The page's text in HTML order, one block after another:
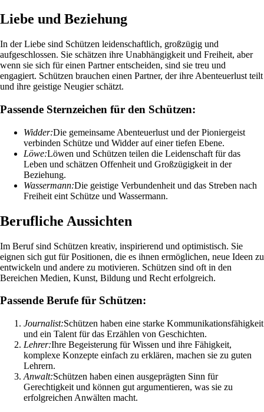
Liebe und Beziehung
In der Liebe sind Schützen leidenschaftlich, großzügig und
aufgeschlossen. Sie schätzen ihre Unabhängigkeit und Freiheit, aber
wenn sie sich für einen Partner entscheiden, sind sie treu und
engagiert. Schützen brauchen einen Partner, der ihre Abenteuerlust teilt
und ihre geistige Neugier schätzt.
Passende Sternzeichen für den Schützen:
Widder:Die gemeinsame Abenteuerlust und der Pioniergeist
verbinden Schütze und Widder auf einer tiefen Ebene.
Löwe:Löwen und Schützen teilen die Leidenschaft für das
Leben und schätzen Offenheit und Großzügigkeit in der
Beziehung.
Wassermann:Die geistige Verbundenheit und das Streben nach
Freiheit eint Schütze und Wassermann.
Berufliche Aussichten
Im Beruf sind Schützen kreativ, inspirierend und optimistisch. Sie
eignen sich gut für Positionen, die es ihnen ermöglichen, neue Ideen zu
entwickeln und andere zu motivieren. Schützen sind oft in den
Bereichen Medien, Kunst, Bildung und Recht erfolgreich.
Passende Berufe für Schützen:
Journalist:Schützen haben eine starke Kommunikationsfähigkeit
und ein Talent für das Erzählen von Geschichten.
Lehrer:Ihre Begeisterung für Wissen und ihre Fähigkeit,
komplexe Konzepte einfach zu erklären, machen sie zu guten
Lehrern.
Anwalt:Schützen haben einen ausgeprägten Sinn für
Gerechtigkeit und können gut argumentieren, was sie zu
erfolgreichen Anwälten macht.